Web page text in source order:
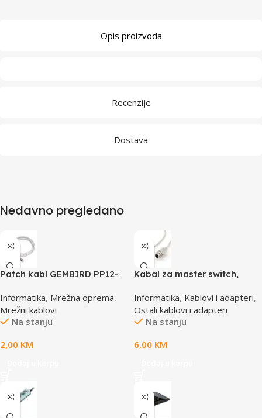
Opis proizvoda
Recenzije
Dostava
Nedavno pregledano
Patch kabl GEMBIRD PP12-
Informatika, Mrežna oprema,
Mrežni kablovi
Na stanju
2,00 KM
Kabal za master switch,
GEMBIRD
Informatika, Kablovi i adapteri,
Ostali kablovi i adapteri
Na stanju
6,00 KM